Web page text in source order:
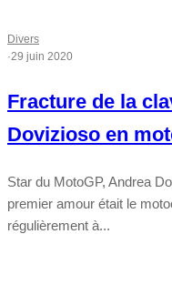
Divers
·29 juin 2020
Fracture de la
Dovizioso en
Star du MotoGP, Andrea
premier amour était le
régulièrement à...